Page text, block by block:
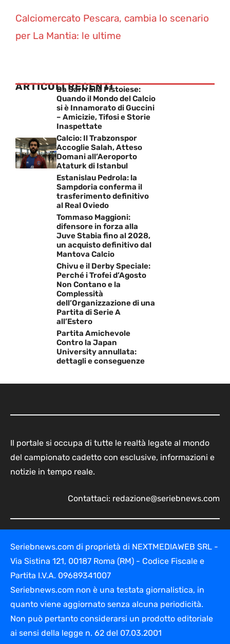
Calciomercato Pescara, cambia lo scenario
per La Mantia: le ultime
ARTICOLI RECENTI
Da Sarri alla Pistoiese:
Quando il Mondo del Calcio
si è Innamorato di Guccini
– Amicizie, Tifosi e Storie
Inaspettate
Calcio: Il Trabzonspor
Accoglie Salah, Atteso
Domani all’Aeroporto
Ataturk di Istanbul
Estanislau Pedrola: la
Sampdoria conferma il
trasferimento definitivo
al Real Oviedo
Tommaso Maggioni:
difensore in forza alla
Juve Stabia fino al 2028,
un acquisto definitivo dal
Mantova Calcio
Chivu e il Derby Speciale:
Perché i Trofei d’Agosto
Non Contano e la
Complessità
dell’Organizzazione di una
Partita di Serie A
all’Estero
Partita Amichevole
Contro la Japan
University annullata:
dettagli e conseguenze
Il portale si occupa di tutte le realtà legate al mondo
del campionato cadetto con esclusive, informazioni e
notizie in tempo reale.
Contattaci: redazione@seriebnews.com
Seriebnews.com di proprietà di NEXTMEDIAWEB SRL -
Via Sistina 121, 00187 Roma (RM) - Codice Fiscale e
Partita I.V.A. 09689341007
Seriebnews.com non è una testata giornalistica, in
quanto viene aggiornato senza alcuna periodicità.
Non può pertanto considerarsi un prodotto editoriale
ai sensi della legge n. 62 del 07.03.2001